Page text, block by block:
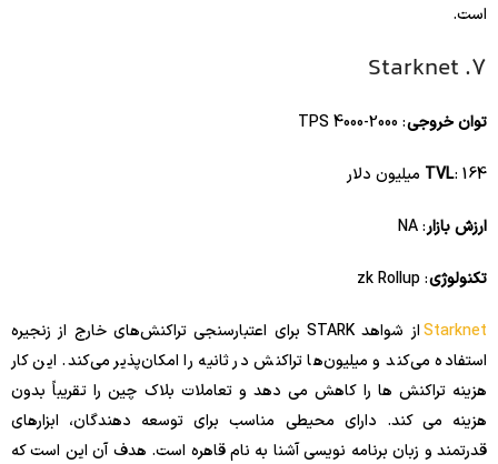
است.
7. Starknet
توان خروجی: 2000-4000 TPS
TVL: 164 میلیون دلار
ارزش بازار: NA
تکنولوژی: zk Rollup
Starknet
از شواهد STARK برای اعتبارسنجی تراکنش‌های خارج از زنجیره
استفاده می‌کند و میلیون‌ها تراکنش در ثانیه را امکان‌پذیر می‌کند. این کار
هزینه تراکنش ها را کاهش می دهد و تعاملات بلاک چین را تقریباً بدون
هزینه می کند. دارای محیطی مناسب برای توسعه دهندگان، ابزارهای
قدرتمند و زبان برنامه نویسی آشنا به نام قاهره است. هدف آن این است که